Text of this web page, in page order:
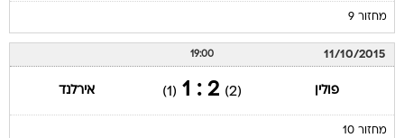
מחזור 9
11/10/2015
19:00
פולין (2)
2 : 1
(1) אירלנד
מחזור 10